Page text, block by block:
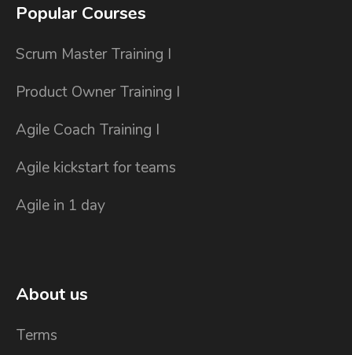
Popular Courses
Scrum Master Training I
Product Owner Training I
Agile Coach Training I
Agile kickstart for teams
Agile in 1 day
About us
Terms